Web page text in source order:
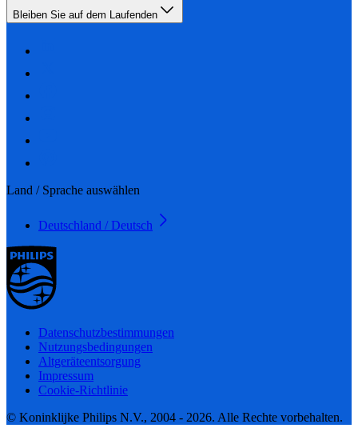
Bleiben Sie auf dem Laufenden
Land / Sprache auswählen
Deutschland / Deutsch
Datenschutzbestimmungen
Nutzungsbedingungen
Altgeräteentsorgung
Impressum
Cookie-Richtlinie
© Koninklijke Philips N.V., 2004 - 2026. Alle Rechte vorbehalten.